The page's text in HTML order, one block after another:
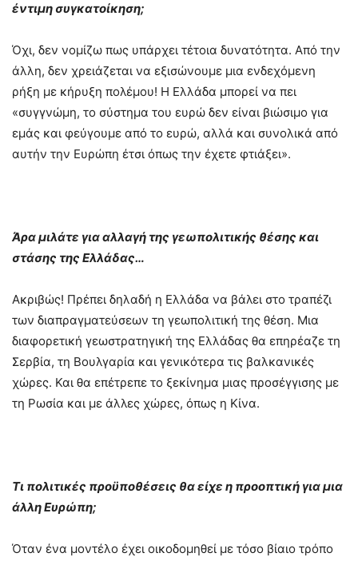
έντιμη συγκατοίκηση;
Όχι, δεν νομίζω πως υπάρχει τέτοια δυνατότητα. Από την
άλλη, δεν χρειάζεται να εξισώνουμε μια ενδεχόμενη
ρήξη με κήρυξη πολέμου! Η Ελλάδα μπορεί να πει
«συγγνώμη, το σύστημα του ευρώ δεν είναι βιώσιμο για
εμάς και φεύγουμε από το ευρώ, αλλά και συνολικά από
αυτήν την Ευρώπη έτσι όπως την έχετε φτιάξει».
Άρα μιλάτε για αλλαγή της γεωπολιτικής θέσης και
στάσης της Ελλάδας…
Ακριβώς! Πρέπει δηλαδή η Ελλάδα να βάλει στο τραπέζι
των διαπραγματεύσεων τη γεωπολιτική της θέση. Μια
διαφορετική γεωστρατηγική της Ελλάδας θα επηρέαζε τη
Σερβία, τη Βουλγαρία και γενικότερα τις βαλκανικές
χώρες. Και θα επέτρεπε το ξεκίνημα μιας προσέγγισης με
τη Ρωσία και με άλλες χώρες, όπως η Κίνα.
Τι πολιτικές προϋποθέσεις θα είχε η προοπτική για μια
άλλη Ευρώπη;
Όταν ένα μοντέλο έχει οικοδομηθεί με τόσο βίαιο τρόπο